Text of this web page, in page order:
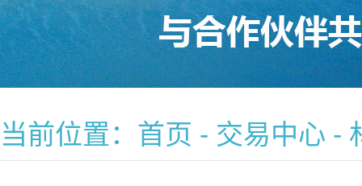
当前位置： 首页 - 交易中心 -